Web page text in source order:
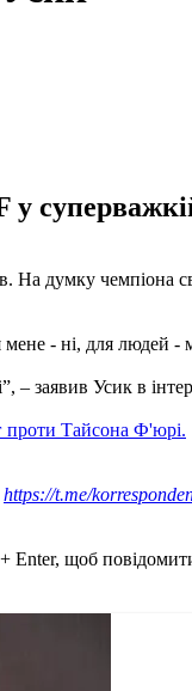
На думку чемпіона
- ні, для людей -
– заявив Усик в
проти Тайсона Ф'юрі.
https://t.me/
Enter, щоб